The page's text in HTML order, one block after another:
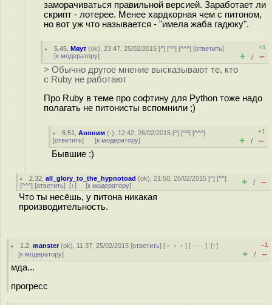
заморачиваться правильной версией. Заработает ли
скрипт - лотерее. Менее хардкорная чем с питоном,
но вот уж что называется - "имела жаба гадюку".
5.45 ,Мяут (ok), 23:47, 25/02/2015 [^] [^^] [^^^] [ответить]
[к модератору]
+1
+ / –
> Обычно другое мнение высказывают те, кто
с Ruby не работают
Про Ruby в теме про софтину для Python тоже надо
полагать не питонисты вспомнили ;)
6.51 ,Аноним (-), 12:42, 26/02/2015 [^] [^^] [^^^]
[ответить] [к модератору]
+1
+ / –
Бывшие :)
2.32 ,all_glory_to_the_hypnotoad (ok), 21:50, 25/02/2015 [^] [^^]
[^^^] [ответить] [↑] [к модератору] + / –
Что ты несёшь, у питона никакая
производительность.
1.2 ,manster(ok), 11:37, 25/02/2015 [ответить] [ ﹢﹢﹢] [ · · ·][↑]
[к модератору]
–1
+ / –
мда...
прогресс